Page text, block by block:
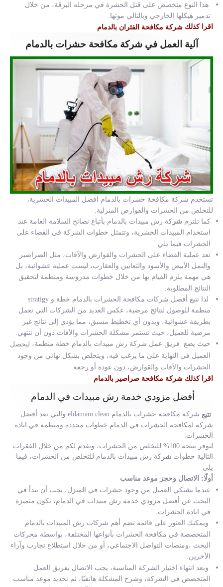
هذا النوع متخصص على قتل الحشرة في مرحلة اليرقة، من خلال
تدمير هيكلها الخارجي وبالتالي موتها.
اقرا كذلك شركة مكافحة الفئران بالدمام
آلية العمل في شركة مكافحة حشرات بالدمام
تستخدم شركة مكافحة حشرات بالدمام افضل المبيدات الحشرية،
للتخلص من الحشرات والقوارض المنزلية.
كما تلتزم شر كة رش مبيدات بالدمام بأتباع نصائح السلامة العامة عند
استخدام المبيدات الحشرية، وتتمثل خطوات الشركة في القضاء على
الحشرات فيما يلي
تعد عملية القضاء على الحشرات والقوارض والآفات، مثل الصراصير
والنمل الأبيض والأسود والثعابين والعقارب، ليست عملية عشوائية، بل
هي مهمة يلزم القيام بها من خلال خطوات مدروسة ومنظمة لتحقيق
النتائج المطلوبة.
لذا تتبع
أفضل شركات مكافحة الحشرات بالدمام
خطة و stratigy
منظمة للوصول لنتائج مرضية، عكس العديد من الشركات التي تعمل
بطريقة عشوائية، وبدون أي تخطيط مسبق، مما يؤدي إلى نتائج غير
مرضية للعميل، حيث تستمر مشكلة الحشرات والآفات دون أن تنتهي.
حيث يضع فريق عمل شركة رش مبيدات بالدمام خطة منظمة، ليحصل
العميل في النهاية على ما يرغب فيه، ويتخلص بشكل نهائي من وجود
الحشرات والآفات والقوارض، دون عودة أو رجعة.
اقرا كذلك شركة مكافحة صراصير بالدمام
أفضل مزودي خدمة رش مبيدات في الدمام
تتبع
شركة مكافحة حشرات بالدمام eldamam clean والتي تعد أفضل
شركة لمكافحة الحشرات في الدمام خطوات محددة ومنظمة في ابادة
الحشرات.
لتوفر نتيجة 100% للتخلص من الحشرات، ونقدم لكم من خلال الفقرات
التالية خطوات شر كة رش مبيدات بالدمام للتخلص من الحشرات، فيما
يلي
أولًا: الاتصال وحجز موعد مناسب
عندما يشتكي العميل من وجود حشرات في المنزل، يجب أن يبدأ في
البحث عن أفضل مزودي خدمة رش مبيدات في الدمام، تكون متميزة
في ابادة الحشرات.
ويمكنك العثور على قائمة تضم أهم شركات رش المبيدات بالدمام
المتخصصة في مكافحة الحشرات بأنواعها المختلفة، بواسطة محركات
البحث ،ومنصات التواصل الاجتماعي، أو من خلال استطلاع تجارب وآراء
الآخرين.
وبعد انتهاء اختيار الشركة المناسبة، يجب الاتصال بفريق العمل
المتخصص في الشركة، وشرح المشكلة هاتفيًا، ثم تحديد موعد مناسب